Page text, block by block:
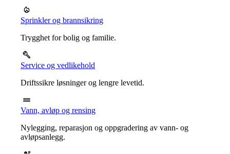
Sprinkler og brannsikring
Trygghet for bolig og familie.
Service og vedlikehold
Driftssikre løsninger og lengre levetid.
Vann, avløp og rensing
Nylegging, reparasjon og oppgradering av vann- og
avløpsanlegg.